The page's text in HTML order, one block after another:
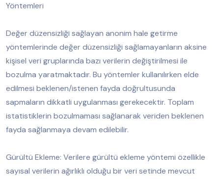
Yöntemleri
Değer düzensizliği sağlayan anonim hale getirme
yöntemlerinde değer düzensizliği sağlamayanların aksine
kişisel veri gruplarında bazı verilerin değiştirilmesi ile
bozulma yaratmaktadır. Bu yöntemler kullanılırken elde
edilmesi beklenen/istenen fayda doğrultusunda
sapmaların dikkatli uygulanması gerekecektir. Toplam
istatistiklerin bozulmaması sağlanarak veriden beklenen
fayda sağlanmaya devam edilebilir.
Gürültü Ekleme: Verilere gürültü ekleme yöntemi özellikle
sayısal verilerin ağırlıklı olduğu bir veri setinde mevcut